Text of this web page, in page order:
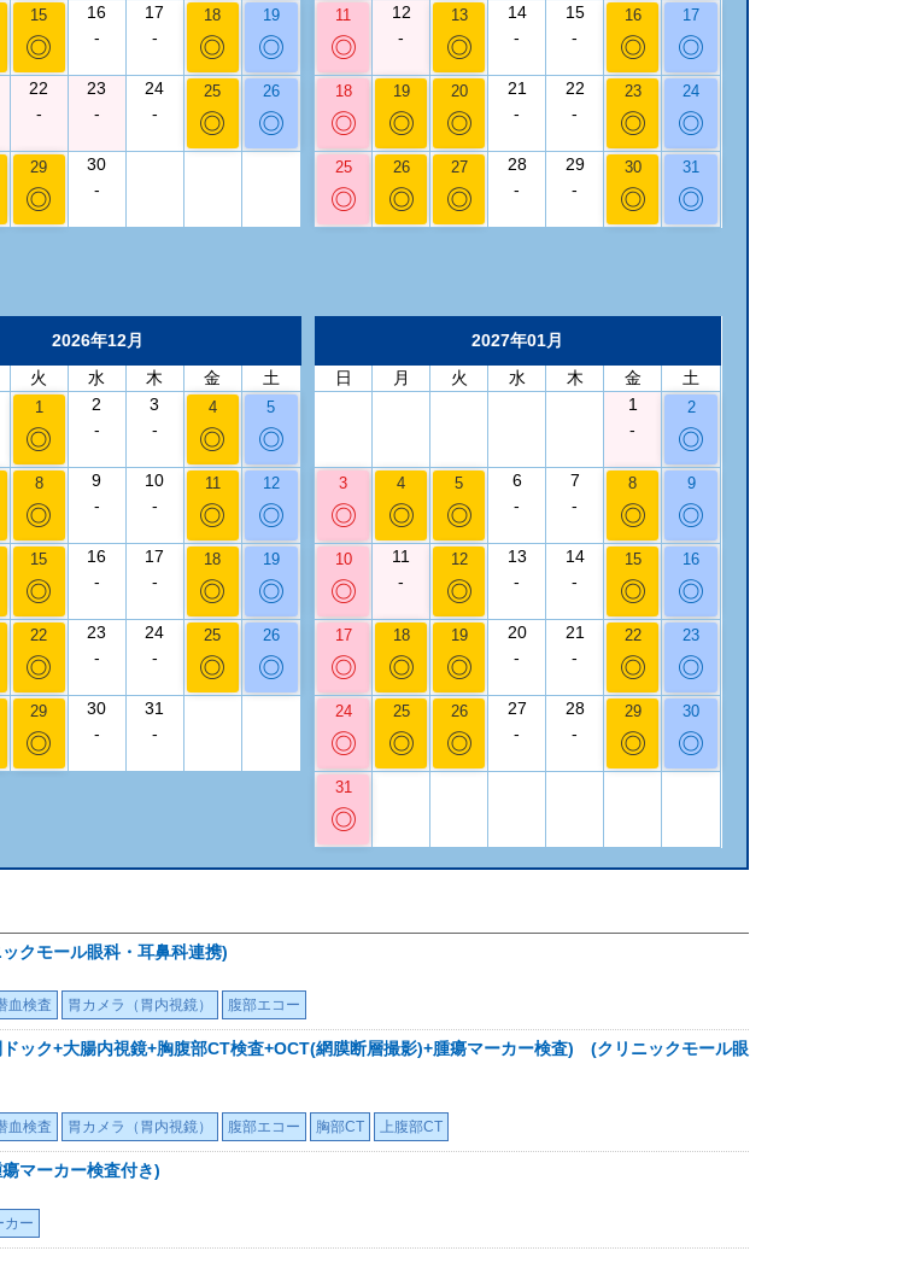
15
◎
16
-
17
-
18
◎
19
◎
22
-
23
-
24
-
25
◎
26
◎
29
◎
30
-
11
◎
12
-
13
◎
14
-
15
-
16
◎
17
◎
18
◎
19
◎
20
◎
21
-
22
-
23
◎
24
◎
25
◎
26
◎
27
◎
28
-
29
-
30
◎
31
◎
2026年12月
火 水 木 金 土
1
◎
2
-
3
-
4
◎
5
◎
8
◎
9
-
10
-
11
◎
12
◎
15
◎
16
-
17
-
18
◎
19
◎
22
◎
23
-
24
-
25
◎
26
◎
29
◎
30
-
31
-
2027年01月
日
月 火 水 木 金
土
1
-
2
◎
3
◎
4
◎
5
◎
6
-
7
-
8
◎
9
◎
10
◎
11
-
12
◎
13
-
14
-
15
◎
16
◎
17
◎
18
◎
19
◎
20
-
21
-
22
◎
23
◎
24
◎
25
◎
26
◎
27
-
28
-
29
◎
30
◎
31
◎
クモール眼科・耳鼻科連携)
血検査 胃カメラ（胃内視鏡） 腹部エコー
ドック+大腸内視鏡+胸腹部CT検査+OCT(網膜断層撮影)+腫瘍マーカー検査) (クリニックモール眼
血検査 胃カメラ（胃内視鏡） 腹部エコー 胸部CT 上腹部CT
マーカー検査付き)
カー